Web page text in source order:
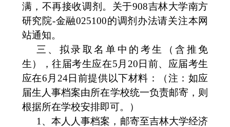
满，不再接收调剂。关于908吉林大学南方
研究院-金融025100的调剂办法请关注本网
站通知。
三、拟录取名单中的考生（含推免
生），往届考生应在5 月 20日前、应届考生
应在6 月 24日前提供以下材料：（注：如应
届生人事档案由所在学校统一负责邮寄，则
根据所在学校安排即可。）
1、本人人事档案，邮寄至吉林大学经济